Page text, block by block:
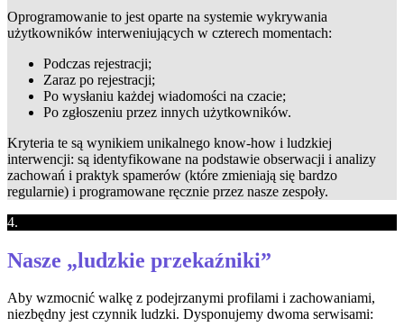
Oprogramowanie to jest oparte na systemie wykrywania
użytkowników interweniujących w czterech momentach:
Podczas rejestracji;
Zaraz po rejestracji;
Po wysłaniu każdej wiadomości na czacie;
Po zgłoszeniu przez innych użytkowników.
Kryteria te są wynikiem unikalnego know-how i ludzkiej
interwencji: są identyfikowane na podstawie obserwacji i analizy
zachowań i praktyk spamerów (które zmieniają się bardzo
regularnie) i programowane ręcznie przez nasze zespoły.
4.
Nasze „ludzkie przekaźniki”
Aby wzmocnić walkę z podejrzanymi profilami i zachowaniami,
niezbędny jest czynnik ludzki. Dysponujemy dwoma serwisami: